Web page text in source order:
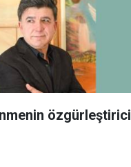
özgürleştirici